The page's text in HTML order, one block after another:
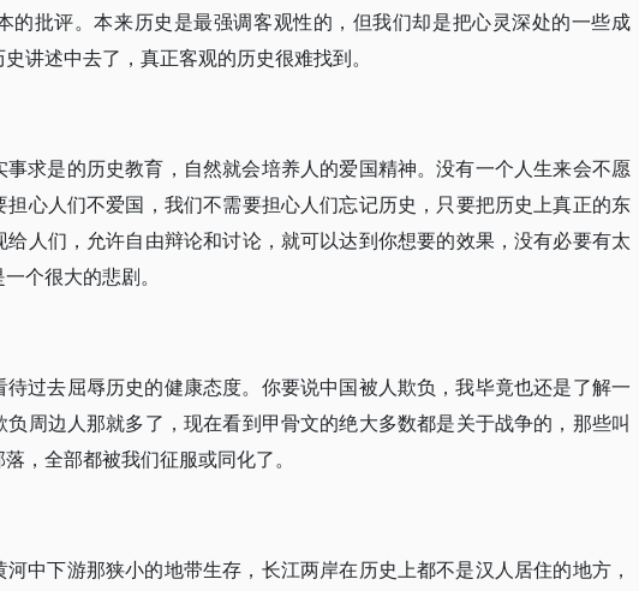
的批评。本来历史是最强调客观性的，但我们却是把心灵深处的一些成
讲述中去了，真正客观的历史很难找到。
求是的历史教育，自然就会培养人的爱国精神。没有一个人生来会不愿
心人们不爱国，我们不需要担心人们忘记历史，只要把历史上真正的东
人们，允许自由辩论和讨论，就可以达到你想要的效果，没有必要有太
个很大的悲剧。
过去屈辱历史的健康态度。你要说中国被人欺负，我毕竟也还是了解一
周边人那就多了，现在看到甲骨文的绝大多数都是关于战争的，那些叫
，全部都被我们征服或同化了。
中下游那狭小的地带生存，长江两岸在历史上都不是汉人居住的地方，